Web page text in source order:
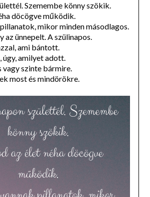
Szemembe könny szökik.
döcögve működik.
mikor minden másodlagos.
az ünnepelt. A szülinapos.
ami bántott.
úgy, amilyet adott.
vagy szinte bármire.
most és mindörökre.